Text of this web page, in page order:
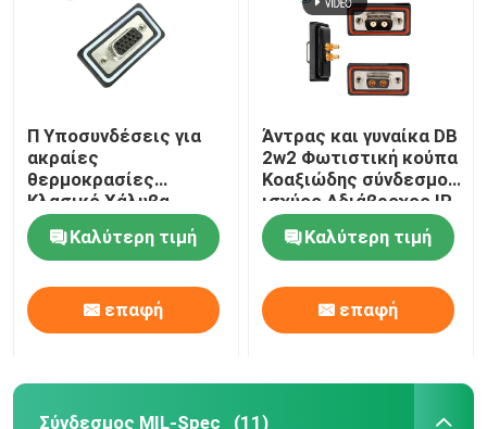
Π Υποσυνδέσεις για
ακραίες
θερμοκρασίες
Κλασικό Χάλυβα
Χάλυβα Χάλυβα
Χρυσαφένιο
Χρυσαφένιο Πινάκια
IP68 Αδιάβροχα -55°C
έως 125°C
Καλύτερη τιμή
επαφή
Άντρας και γυναίκα DB
2w2 Φωτιστική κούπα
Κοαξιώδης σύνδεσμος
ισχύος Αδιάβροχος IP
68
Καλύτερη τιμή
επαφή
Σύνδεσμος MIL-Spec (11)